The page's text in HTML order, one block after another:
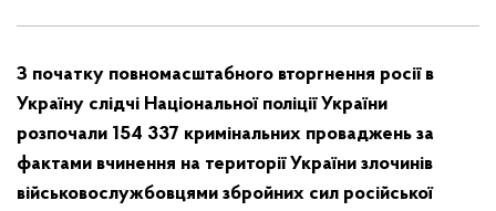
З початку повномасштабного вторгнення росії в
Україну слідчі Національної поліції України
розпочали 154 337 кримінальних проваджень за
фактами вчинення на території України злочинів
військовослужбовцями збройних сил російської